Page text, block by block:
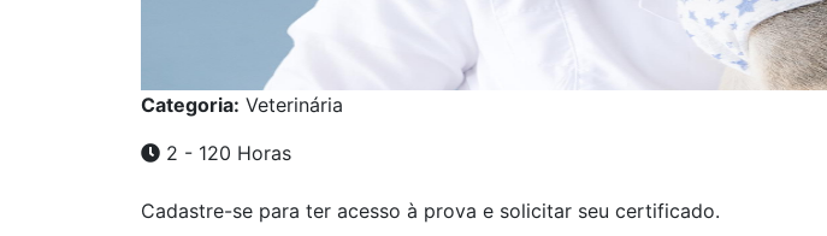
Categoria: Veterinária
2 - 120 Horas
Cadastre-se para ter acesso à prova e solicitar seu certificado.